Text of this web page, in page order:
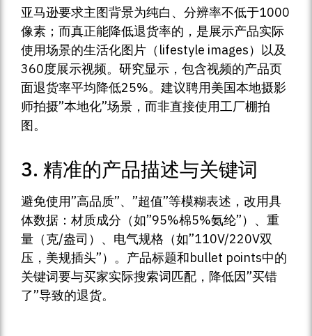
亚马逊要求主图背景为纯白、分辨率不低于1000
像素；而真正能降低退货率的，是展示产品实际
使用场景的生活化图片（lifestyle images）以及
360度展示视频。研究显示，包含视频的产品页
面退货率平均降低25%。建议聘用美国本地摄影
师拍摄”本地化”场景，而非直接使用工厂棚拍
图。
3. 精准的产品描述与关键词
避免使用”高品质”、”超值”等模糊表述，改用具
体数据：材质成分（如”95%棉5%氨纶”）、重
量（克/盎司）、电气规格（如”110V/220V双
压，美规插头”）。产品标题和bullet points中的
关键词要与买家实际搜索词匹配，降低因”买错
了”导致的退货。